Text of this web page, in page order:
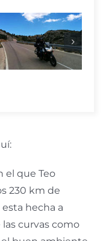
el que Teo
230 km de
hecha a
curvas como